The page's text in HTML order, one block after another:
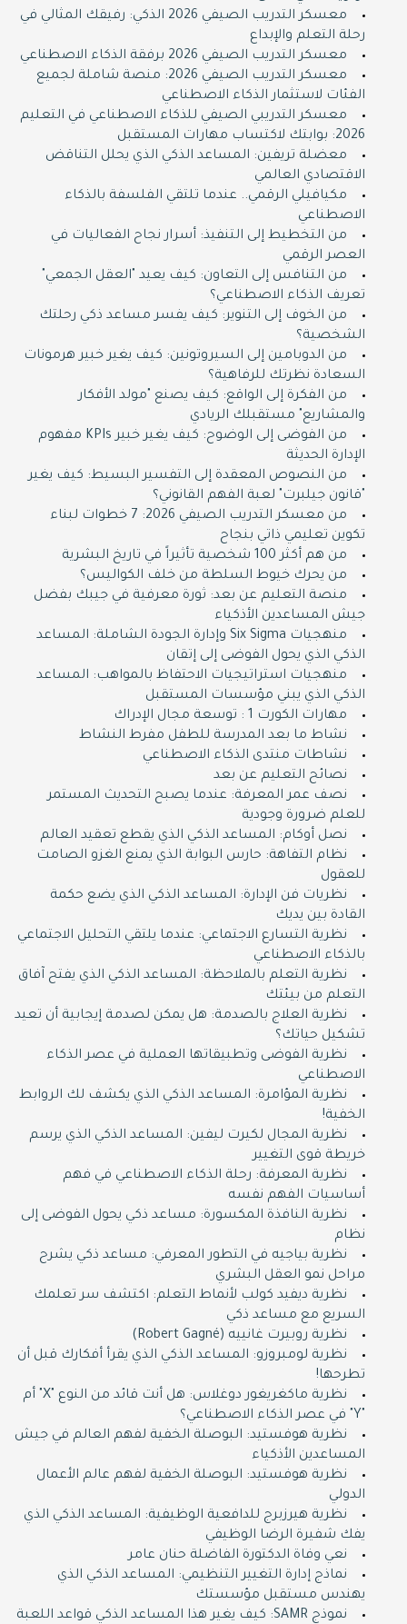
معسكر التدريب الصيفي 2026 الذكي: رفيقك المثالي في
رحلة التعلم والإبداع
معسكر التدريب الصيفي 2026 برفقة الذكاء الاصطناعي
معسكر التدريب الصيفي 2026: منصة شاملة لجميع
الفئات لاستثمار الذكاء الاصطناعي
معسكر التدريبي الصيفي للذكاء الاصطناعي في التعليم
2026: بوابتك لاكتساب مهارات المستقبل
معضلة تريفين: المساعد الذكي الذي يحلل التناقض
الاقتصادي العالمي
مكيافيلي الرقمي.. عندما تلتقي الفلسفة بالذكاء
الاصطناعي
من التخطيط إلى التنفيذ: أسرار نجاح الفعاليات في
العصر الرقمي
من التنافس إلى التعاون: كيف يعيد "العقل الجمعي"
تعريف الذكاء الاصطناعي؟
من الخوف إلى التنوير: كيف يفسر مساعد ذكي رحلتك
الشخصية؟
من الدوبامين إلى السيروتونين: كيف يغير خبير هرمونات
السعادة نظرتك للرفاهية؟
من الفكرة إلى الواقع: كيف يصنع "مولد الأفكار
والمشاريع" مستقبلك الريادي
من الفوضى إلى الوضوح: كيف يغير خبير KPIs مفهوم
الإدارة الحديثة
من النصوص المعقدة إلى التفسير البسيط: كيف يغير
"قانون جيلبرت" لعبة الفهم القانوني؟
من معسكر التدريب الصيفي 2026: 7 خطوات لبناء
تكوين تعليمي ذاتي بنجاح
من هم أكثر 100 شخصية تأثيراً في تاريخ البشرية
من يحرك خيوط السلطة من خلف الكواليس؟
منصة التعليم عن بعد: ثورة معرفية في جيبك بفضل
جيش المساعدين الأذكياء
منهجيات Six Sigma وإدارة الجودة الشاملة: المساعد
الذكي الذي يحول الفوضى إلى إتقان
منهجيات استراتيجيات الاحتفاظ بالمواهب: المساعد
الذكي الذي يبني مؤسسات المستقبل
مهارات الكورت 1 : توسعة مجال الإدراك
نشاط ما بعد المدرسة للطفل مفرط النشاط
نشاطات منتدى الذكاء الاصطناعي
نصائح التعليم عن بعد
نصف عمر المعرفة: عندما يصبح التحديث المستمر
للعلم ضرورة وجودية
نصل أوكام: المساعد الذكي الذي يقطع تعقيد العالم
نظام التفاهة: حارس البوابة الذي يمنع الغزو الصامت
للعقول
نظريات فن الإدارة: المساعد الذكي الذي يضع حكمة
القادة بين يديك
نظرية التسارع الاجتماعي: عندما يلتقي التحليل الاجتماعي
بالذكاء الاصطناعي
نظرية التعلم بالملاحظة: المساعد الذكي الذي يفتح آفاق
التعلم من بيئتك
نظرية العلاج بالصدمة: هل يمكن لصدمة إيجابية أن تعيد
تشكيل حياتك؟
نظرية الفوضى وتطبيقاتها العملية في عصر الذكاء
الاصطناعي
نظرية المؤامرة: المساعد الذكي الذي يكشف لك الروابط
الخفية!
نظرية المجال لكيرت ليفين: المساعد الذكي الذي يرسم
خريطة قوى التغيير
نظرية المعرفة: رحلة الذكاء الاصطناعي في فهم
أساسيات الفهم نفسه
نظرية النافذة المكسورة: مساعد ذكي يحول الفوضى إلى
نظام
نظرية بياجيه في التطور المعرفي: مساعد ذكي يشرح
مراحل نمو العقل البشري
نظرية ديفيد كولب لأنماط التعلم: اكتشف سر تعلمك
السريع مع مساعد ذكي
نظرية روبيرت غانييه (Robert Gagné)
نظرية لومبروزو: المساعد الذكي الذي يقرأ أفكارك قبل أن
تطرحها!
نظرية ماكغريغور دوغلاس: هل أنت قائد من النوع "X" أم
نظرية هوفستيد: البوصلة الخفية لفهم العالم في جيش
المساعدين الأذكياء
نظرية هوفستيد: البوصلة الخفية لفهم عالم الأعمال
الدولي
نظرية هيرزبرج للدافعية الوظيفية: المساعد الذكي الذي
يفك شفيرة الرضا الوظيفي
نعي وفاة الدكتورة الفاضلة حنان عامر
نماذج إدارة التغيير التنظيمي: المساعد الذكي الذي
يهندس مستقبل مؤسستك
نموذج SAMR: كيف يغير هذا المساعد الذكي قواعد اللعبة